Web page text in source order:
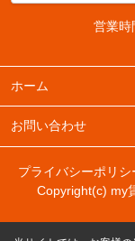
営業時
ホーム
お問い合わせ
プライバシーポリシ
Copyright(c) my